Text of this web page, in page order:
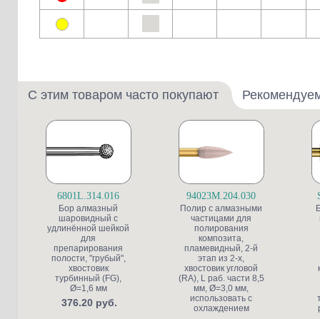
С этим товаром часто покупают
6801L.314.016
Бор алмазный
шаровидный с
удлинённой шейкой
для
препарирования
полости, "грубый",
хвостовик
турбинный (FG),
Ø=1,6 мм
376.20 руб.
94023M.204.030
Полир с алмазными
частицами для
полирования
композита,
пламевидный, 2-й
этап из 2-х,
хвостовик угловой
(RA), L раб. части 8,5
мм, Ø=3,0 мм,
использовать с
охлаждением